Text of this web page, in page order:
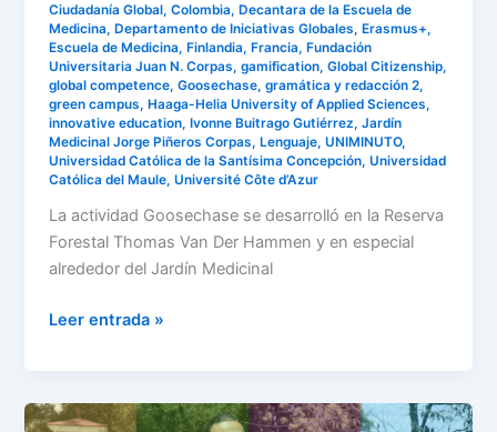
Ciudadanía Global,Colombia,Decantara de la Escuela de
Medicina,Departamento de Iniciativas Globales,Erasmus+,
Escuela de Medicina,Finlandia,Francia,Fundación
Universitaria Juan N. Corpas,gamification,Global Citizenship,
global competence,Goosechase,gramática y redacción 2,
green campus,Haaga-Helia University of Applied Sciences,
innovative education,Ivonne Buitrago Gutiérrez,Jardín
Medicinal Jorge Piñeros Corpas,Lenguaje,UNIMINUTO,
Universidad Católica de la Santísima Concepción,Universidad
Católica del Maule,Université Côte d’Azur
La actividad Goosechase se desarrolló en la Reserva
Forestal Thomas Van Der Hammen y en especial
alrededor del Jardín Medicinal
Leer entrada »
La